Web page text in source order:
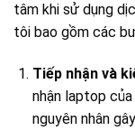
tâm khi sử dụng
tôi bao gồm các
Tiếp nhận và
nhận laptop
nguyên nhân